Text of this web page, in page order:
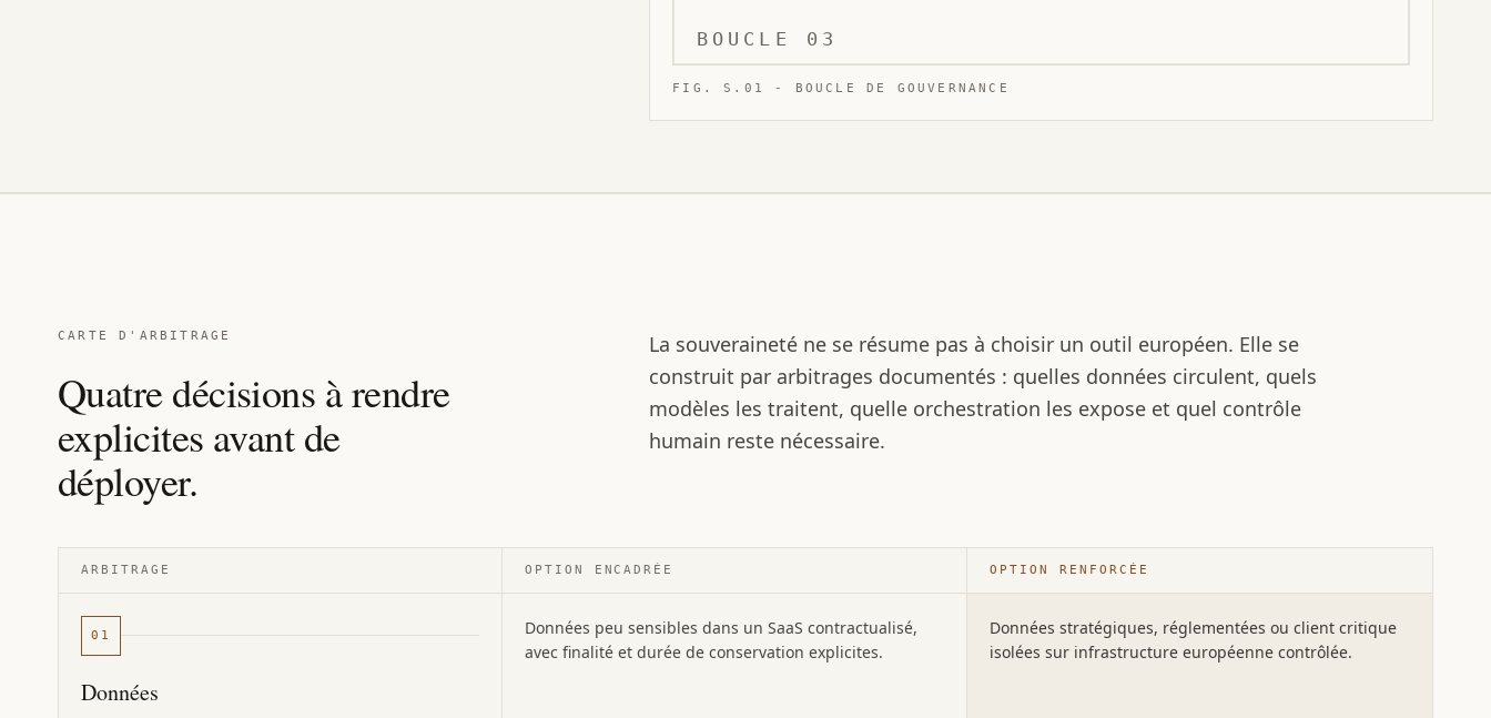
BOUCLE 03
FIG. S.01 - BOUCLE DE GOUVERNANCE
CARTE D'ARBITRAGE
Quatre décisions à rendre
explicites avant de
déployer.
La souveraineté ne se résume pas à choisir un outil européen. Elle se
construit par arbitrages documentés : quelles données circulent, quels
modèles les traitent, quelle orchestration les expose et quel contrôle
humain reste nécessaire.
ARBITRAGE OPTION ENCADRÉE OPTION RENFORCÉE
01
Données
Données peu sensibles dans un SaaS contractualisé,
avec finalité et durée de conservation explicites.
Données stratégiques, réglementées ou client critique
isolées sur infrastructure européenne contrôlée.